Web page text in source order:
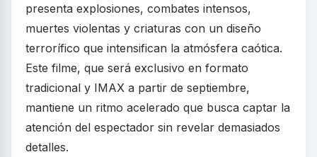
presenta explosiones, combates intensos,
muertes violentas y criaturas con un diseño
terrorífico que intensifican la atmósfera caótica.
Este filme, que será exclusivo en formato
tradicional y IMAX a partir de septiembre,
mantiene un ritmo acelerado que busca captar la
atención del espectador sin revelar demasiados
detalles.